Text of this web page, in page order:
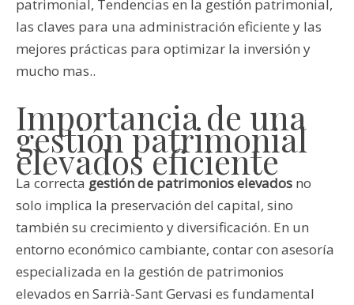
patrimonial, Tendencias en la gestión patrimonial,
las claves para una administración eficiente y las
mejores prácticas para optimizar la inversión y
mucho mas..
Importancia de una
gestión patrimonial
elevados eficiente
La correcta gestión de patrimonios elevados no
solo implica la preservación del capital, sino
también su crecimiento y diversificación. En un
entorno económico cambiante, contar con asesoría
especializada en la gestión de patrimonios
elevados en Sarrià-Sant Gervasi es fundamental